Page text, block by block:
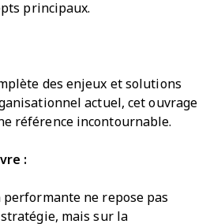
principaux.
des enjeux et solutions
actuel, cet ouvrage
référence incontournable.
:
ne repose pas
mais sur la